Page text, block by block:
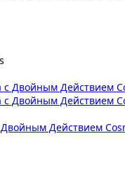
Действием